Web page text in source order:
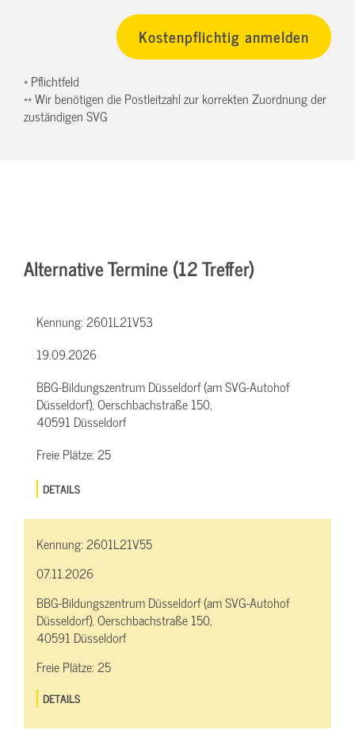
* Pflichtfeld
** Wir benötigen die Postleitzahl zur korrekten Zuordnung der
zuständigen SVG
Alternative Termine (12 Treffer)
Kennung:2601L21V53
19.09.2026
BBG-Bildungszentrum Düsseldorf (am SVG-Autohof
Düsseldorf), Oerschbachstraße 150,
40591 Düsseldorf
Freie Plätze:25
DETAILS
Kennung:2601L21V55
07.11.2026
BBG-Bildungszentrum Düsseldorf (am SVG-Autohof
Düsseldorf), Oerschbachstraße 150,
40591 Düsseldorf
Freie Plätze:25
DETAILS